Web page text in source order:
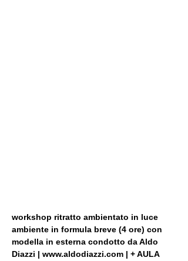
workshop ritratto ambientato in luce
ambiente in formula breve (4 ore) con
modella in esterna condotto da Aldo
Diazzi | www.aldodiazzi.com | + AULA